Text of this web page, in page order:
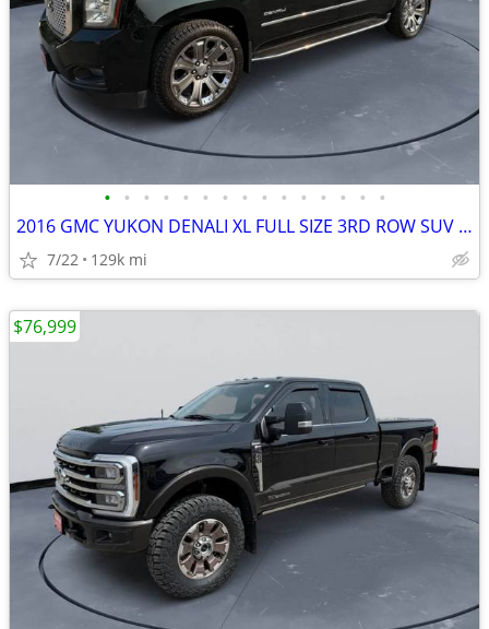
• • • • • • • • • • • • • • •
2016 GMC YUKON DENALI XL FULL SIZE 3RD ROW SUV 6.2 V8 #516166
7/22 129k mi
$76,999